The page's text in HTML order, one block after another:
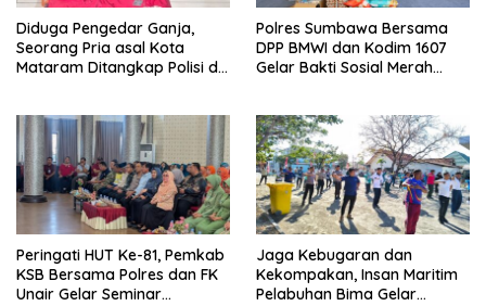
Diduga Pengedar Ganja,
Seorang Pria asal Kota
Mataram Ditangkap Polisi di
Polres Sumbawa Bersama
DPP BMWI dan Kodim 1607
Gelar Bakti Sosial Merah
Peringati HUT Ke-81, Pemkab
KSB Bersama Polres dan FK
Unair Gelar Seminar
Jaga Kebugaran dan
Kekompakan, Insan Maritim
Pelabuhan Bima Gelar